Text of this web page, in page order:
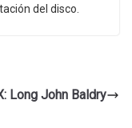
del disco.
Long John Baldry